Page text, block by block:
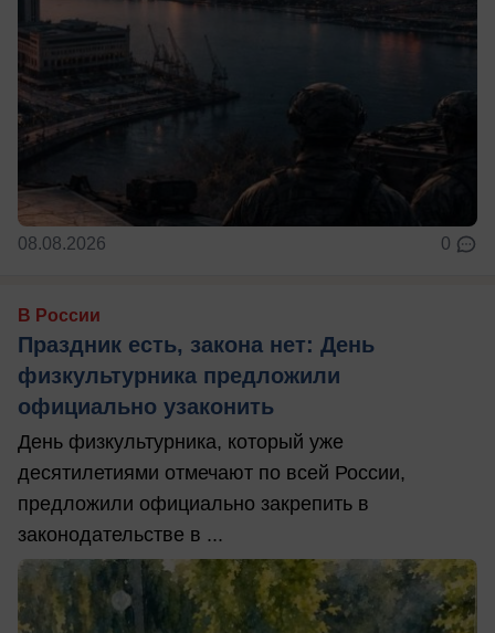
08.08.2026 0
В России
Праздник есть, закона нет: День
физкультурника предложили
официально узаконить
День физкультурника, который уже
десятилетиями отмечают по всей России,
предложили официально закрепить в
законодательстве в ...